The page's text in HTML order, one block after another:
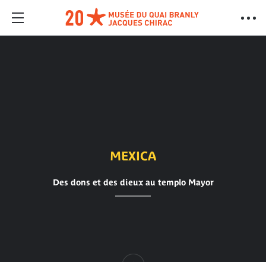
MEXICA
Des dons et des dieux au templo Mayor